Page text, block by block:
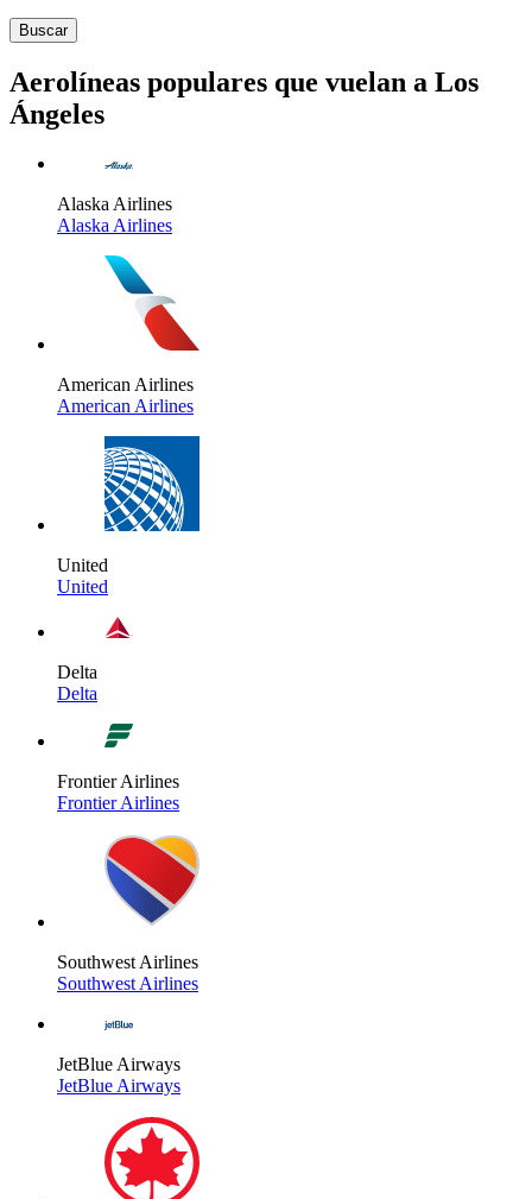
Buscar
Aerolíneas populares que vuelan a Los
Ángeles
Alaska Airlines
Alaska Airlines
American Airlines
American Airlines
United
United
Delta
Delta
Frontier Airlines
Frontier Airlines
Southwest Airlines
Southwest Airlines
JetBlue Airways
JetBlue Airways